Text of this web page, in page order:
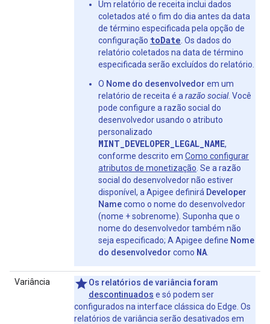
Um relatório de receita inclui dados
coletados até o fim do dia antes da data
de término especificada pela opção de
configuração toDate . Os dados do
relatório coletados na data de término
especificada serão excluídos do relatório.
O Nome do desenvolvedor em um
relatório de receita é a razão social. Você
pode configure a razão social do
desenvolvedor usando o atributo
personalizado
MINT_DEVELOPER_LEGAL_NAME,
conforme descrito em Como configurar
atributos de monetização . Se a razão
social do desenvolvedor não estiver
disponível, a Apigee definirá Developer
Namecomo o nome do desenvolvedor
(nome + sobrenome). Suponha que o
nome do desenvolvedor também não
seja especificado; A Apigee define Nome
do desenvolvedor como NA
Variância
Os relatórios de variância foram
descontinuados e só podem ser
configurados na interface clássica do Edge. Os
relatórios de variância serão desativados em